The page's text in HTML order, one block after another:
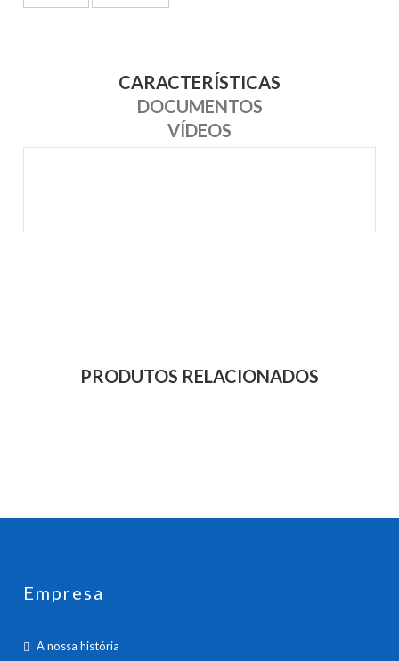
CARACTERÍSTICAS
DOCUMENTOS
VÍDEOS
PRODUTOS RELACIONADOS
Empresa
A nossa história